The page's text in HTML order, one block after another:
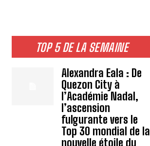
TOP 5 DE LA SEMAINE
Alexandra Eala : De
Quezon City à
l’Académie Nadal,
l’ascension
fulgurante vers le
Top 30 mondial de la
nouvelle étoile du